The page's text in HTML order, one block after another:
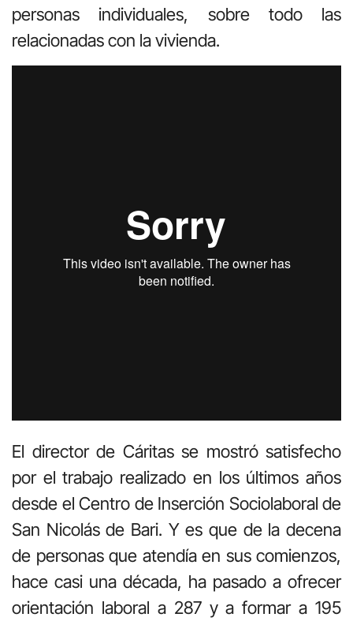
personas individuales, sobre todo las
relacionadas con la vivienda.
El director de Cáritas se mostró satisfecho
por el trabajo realizado en los últimos años
desde el Centro de Inserción Sociolaboral de
San Nicolás de Bari. Y es que de la decena
de personas que atendía en sus comienzos,
hace casi una década, ha pasado a ofrecer
orientación laboral a 287 y a formar a 195